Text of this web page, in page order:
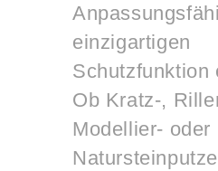
einzigartigen
Schutzfunktion
Ob Kratz-,
Modellier- oder